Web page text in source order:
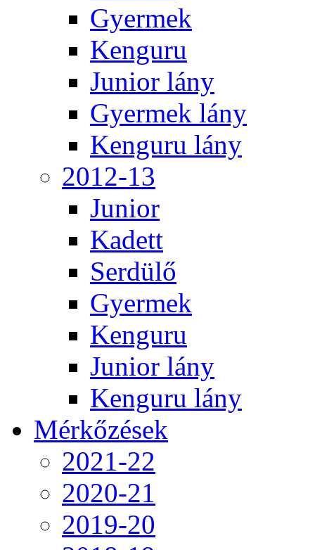
Gyermek
Kenguru
Junior lány
Gyermek lány
Kenguru lány
2012-13
Junior
Kadett
Serdülő
Gyermek
Kenguru
Junior lány
Kenguru lány
Mérkőzések
2021-22
2020-21
2019-20